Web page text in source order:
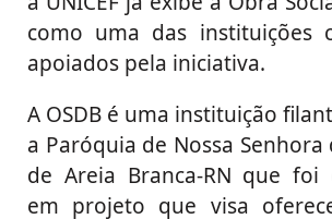
como uma das instituições
apoiados pela iniciativa.
A OSDB é uma instituição
a Paróquia de Nossa Senhora
de Areia Branca-RN que foi
em projeto que visa